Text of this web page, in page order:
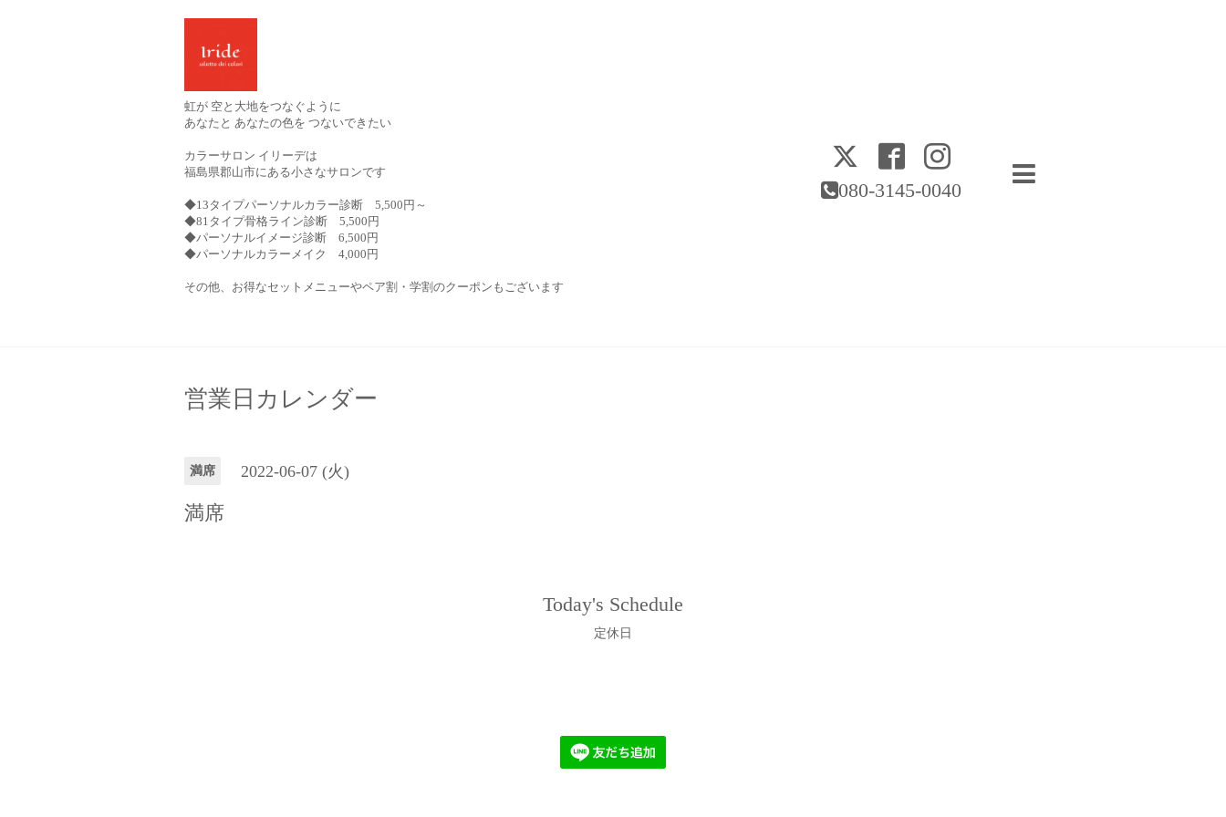
080-3145-0040
虹が 空と大地をつなぐように
あなたと あなたの色を つないできたい
カラーサロン イリーデは
福島県郡山市にある小さなサロンです
◆13タイプパーソナルカラー診断 5,500円～
◆81タイプ骨格ライン診断 5,500円
◆パーソナルイメージ診断 6,500円
◆パーソナルカラーメイク 4,000円
その他、お得なセットメニューやペア割・学割のクーポンもございます
営業日カレンダー
満席 2022-06-07 (火)
満席
Today's Schedule
定休日